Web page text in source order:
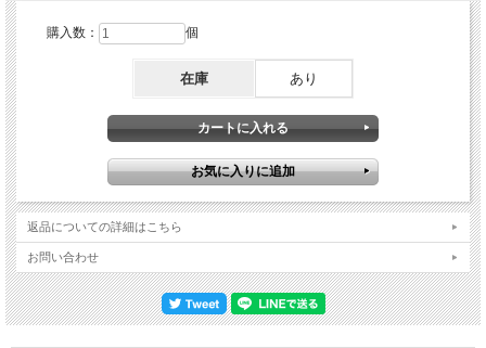
10. Invitation 11. Eagle Fly Free 12. Power 13. Dr. Stein 14. Keeper Of The Seven
Keys (Final Chorus Only) Michael Kiske - Vocals / Andi Deris - Vocals / Kai Hansen -
Guitar, Vocals / Michael Weikath - Guitar / Sascha Gerstner - Guitar / Markus
Grosskopf - Bass / Daniel Loble - Drums
購入数： 個
在庫 あり
返品についての詳細はこちら
お問い合わせ